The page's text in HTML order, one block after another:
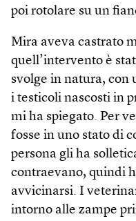
poi rotolare su un
Mira aveva castrato
quell’intervento è
svolge in natura, con
i testicoli nascosti in
mi ha spiegato. Per
fosse in uno stato di
persona gli ha
contraevano, quindi
avvicinarsi. I
intorno alle zampe